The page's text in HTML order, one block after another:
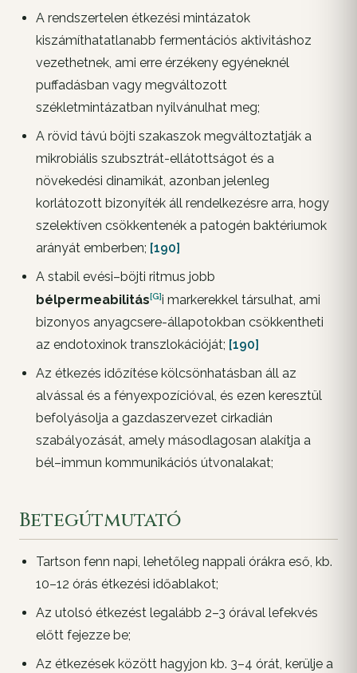
A rendszertelen étkezési mintázatok
kiszámíthatatlanabb fermentációs aktivitáshoz
vezethetnek, ami erre érzékeny egyéneknél
puffadásban vagy megváltozott
székletmintázatban nyilvánulhat meg;
A rövid távú böjti szakaszok megváltoztatják a
mikrobiális szubsztrát-ellátottságot és a
növekedési dinamikát, azonban jelenleg
korlátozott bizonyíték áll rendelkezésre arra, hogy
szelektíven csökkentenék a patogén baktériumok
arányát emberben; [190]
A stabil evési–böjti ritmus jobb
bélpermeabilitás[G]i markerekkel társulhat, ami
bizonyos anyagcsere-állapotokban csökkentheti
az endotoxinok transzlokációját; [190]
Az étkezés időzítése kölcsönhatásban áll az
alvással és a fényexpozícióval, és ezen keresztül
befolyásolja a gazdaszervezet cirkadián
szabályozását, amely másodlagosan alakítja a
bél–immun kommunikációs útvonalakat;
Betegútmutató
Tartson fenn napi, lehetőleg nappali órákra eső, kb.
10–12 órás étkezési időablakot;
Az utolsó étkezést legalább 2–3 órával lefekvés
előtt fejezze be;
Az étkezések között hagyjon kb. 3–4 órát, kerülje a